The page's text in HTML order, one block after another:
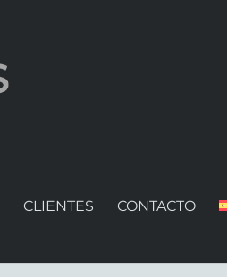
CLIENTES CONTACTO